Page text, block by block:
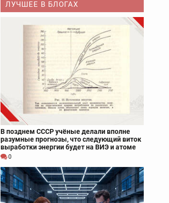
ЛУЧШЕЕ В БЛОГАХ
В позднем СССР учёные делали вполне
разумные прогнозы, что следующий виток
выработки энергии будет на ВИЭ и атоме
0